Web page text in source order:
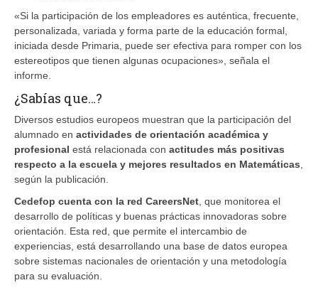
«Si la participación de los empleadores es auténtica, frecuente,
personalizada, variada y forma parte de la educación formal,
iniciada desde Primaria, puede ser efectiva para romper con los
estereotipos que tienen algunas ocupaciones», señala el
informe.
¿Sabías que…?
Diversos estudios europeos muestran que la participación del
alumnado en actividades de orientación académica y
profesional está relacionada con actitudes más positivas
respecto a la escuela y mejores resultados en Matemáticas
según la publicación.
Cedefop cuenta con la red CareersNet , que monitorea el
desarrollo de políticas y buenas prácticas innovadoras sobre
orientación. Esta red, que permite el intercambio de
experiencias, está desarrollando una base de datos europea
sobre sistemas nacionales de orientación y una metodología
para su evaluación.